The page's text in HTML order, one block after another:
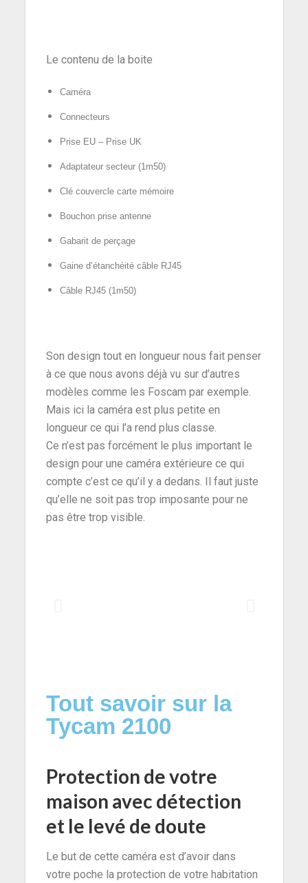
Le contenu de la boite
Caméra
Connecteurs
Prise EU– Prise UK
Adaptateur secteur (1m50)
Clé couvercle carte mémoire
Bouchon prise antenne
Gabarit de perçage
Gaine d’étanchéité câble RJ45
Câble RJ45 (1m50)
Son design tout en longueur nous fait penser
à ce que nous avons déjà vu sur d’autres
modèles comme les Foscam par exemple.
Mais ici la caméra est plus petite en
longueur ce qui l’a rend plus classe.
Ce n’est pas forcément le plus important le
design pour une caméra extérieure ce qui
compte c’est ce qu’il y a dedans. Il faut juste
qu’elle ne soit pas trop imposante pour ne
pas être trop visible.
Tout savoir sur la
Tycam 2100
Protection de votre
maison avec détection
et le levé de doute
Le but de cette caméra est d’avoir dans
votre poche la protection de votre habitation